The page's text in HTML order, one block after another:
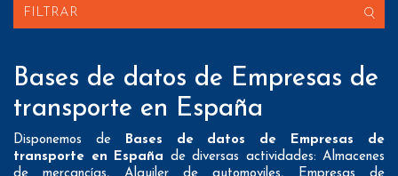
FILTRAR
Bases de datos de Empresas de
transporte en España
Disponemos de Bases de datos de Empresas de
transporte en España de diversas actividades: Almacenes